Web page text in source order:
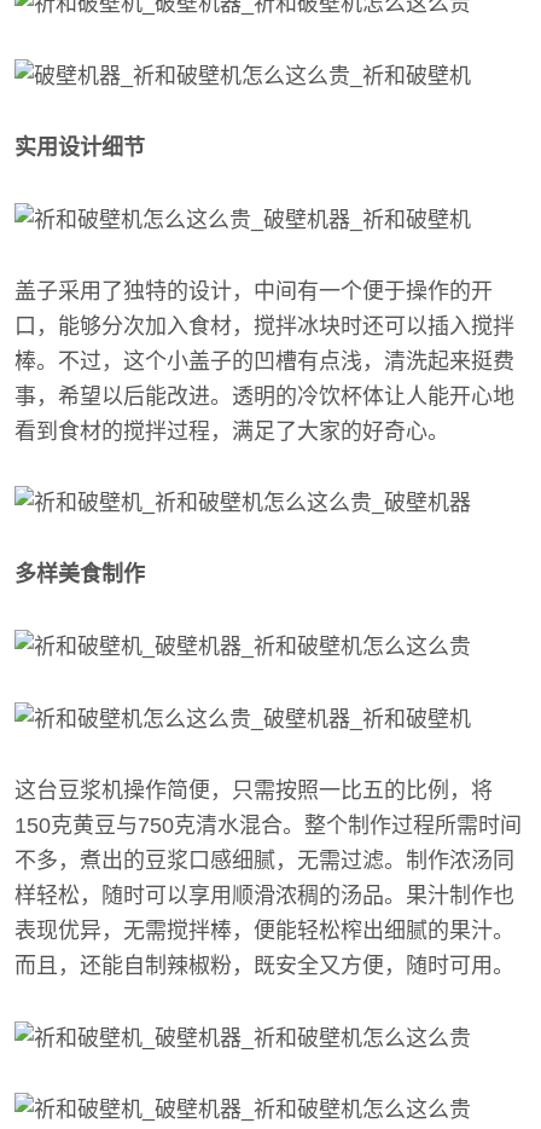
实用设计细节
盖子采用了独特的设计，中间有一个便于操作的开
口，能够分次加入食材，搅拌冰块时还可以插入搅拌
棒。不过，这个小盖子的凹槽有点浅，清洗起来挺费
事，希望以后能改进。透明的冷饮杯体让人能开心地
看到食材的搅拌过程，满足了大家的好奇心。
多样美食制作
这台豆浆机操作简便，只需按照一比五的比例，将
150克黄豆与750克清水混合。整个制作过程所需时间
不多，煮出的豆浆口感细腻，无需过滤。制作浓汤同
样轻松，随时可以享用顺滑浓稠的汤品。果汁制作也
表现优异，无需搅拌棒，便能轻松榨出细腻的果汁。
而且，还能自制辣椒粉，既安全又方便，随时可用。